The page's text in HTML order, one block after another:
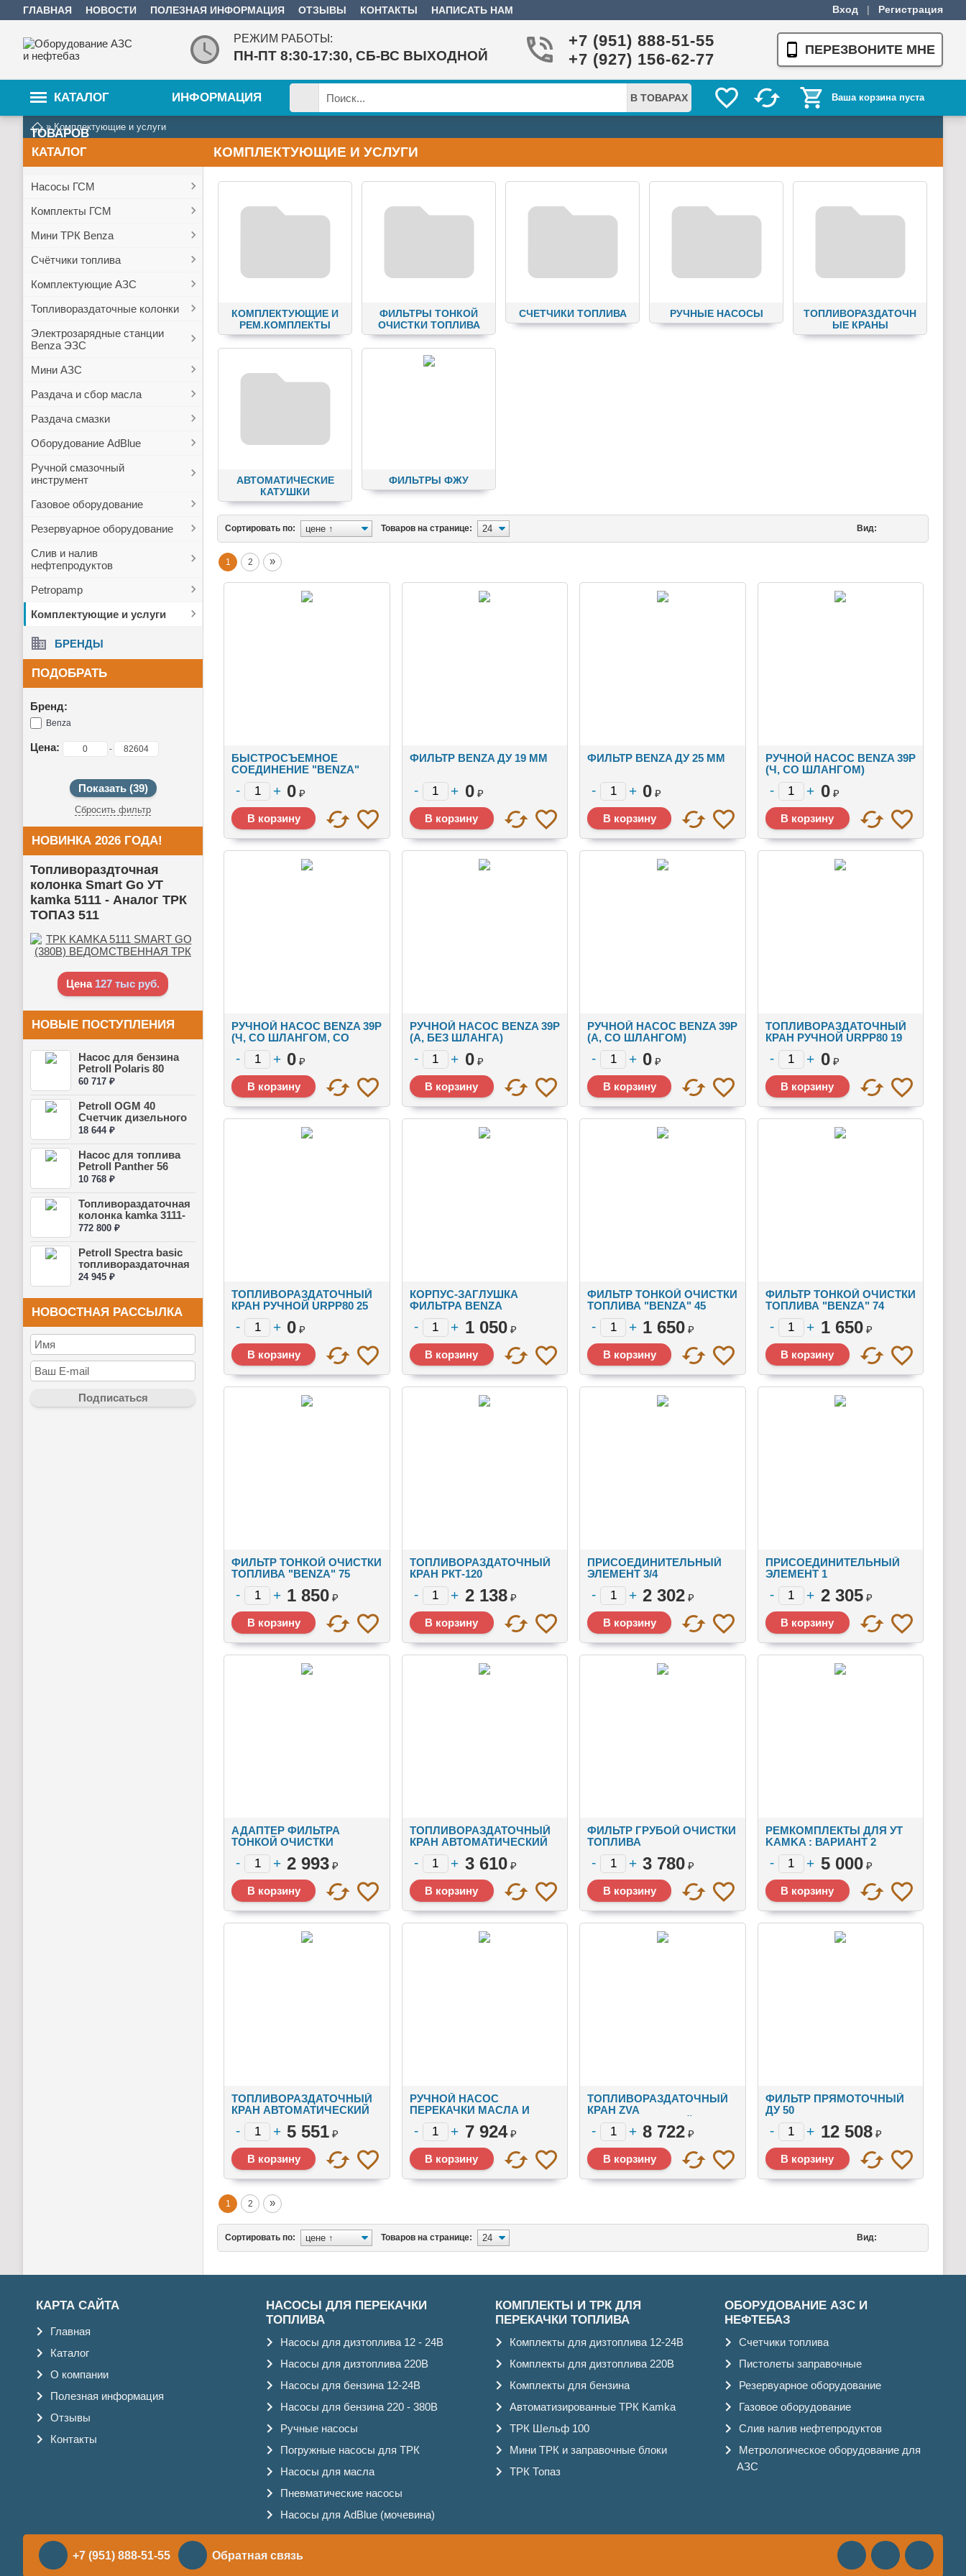
ГЛАВНАЯ НОВОСТИ ПОЛЕЗНАЯ ИНФОРМАЦИЯ ОТЗЫВЫ КОНТАКТЫ НАПИСАТЬ НАМ Вход | Регистрация
РЕЖИМ РАБОТЫ:
ПН-ПТ 8:30-17:30, СБ-ВС ВЫХОДНОЙ
+7 (951) 888-51-55
+7 (927) 156-62-77
ПЕРЕЗВОНИТЕ МНЕ
КАТАЛОГ
ТОВАРОВ
ИНФОРМАЦИЯ Ваша корзина пуста
В ТОВАРАХ
»Комплектующие и услуги
КАТАЛОГ
Насосы ГСМ
Комплекты ГСМ
Мини ТРК Benza
Счётчики топлива
Комплектующие АЗС
Топливораздаточные колонки
Электрозарядные станции
Benza ЭЗС
Мини АЗС
Раздача и сбор масла
Раздача смазки
Оборудование AdBlue
Ручной смазочный
инструмент
Газовое оборудование
Резервуарное оборудование
Слив и налив
нефтепродуктов
Petropamp
Комплектующие и услуги
БРЕНДЫ
ПОДОБРАТЬ
Бренд:
Benza
Цена: -
Сбросить фильтр
НОВИНКА 2026 ГОДА!
Топливораздточная
колонка Smart Go УТ
kamka 5111 - Аналог ТРК
ТОПАЗ 511
Цена 127 тыс руб.
НОВЫЕ ПОСТУПЛЕНИЯ
Насос для бензина
Petroll Polaris 80
60 717 ₽
Petroll OGM 40
Счетчик дизельного
топлива ...
18 644 ₽
Насос для топлива
Petroll Panther 56
10 768 ₽
Топливораздаточная
колонка kamka 3111-
03 S...
772 800 ₽
Petroll Spectra basic
топливораздаточная
к...
24 945 ₽
НОВОСТНАЯ РАССЫЛКА
КОМПЛЕКТУЮЩИЕ И УСЛУГИ
КОМПЛЕКТУЮЩИЕ И
РЕМ.КОМПЛЕКТЫ
ФИЛЬТРЫ ТОНКОЙ
ОЧИСТКИ ТОПЛИВА
СЧЕТЧИКИ ТОПЛИВА РУЧНЫЕ НАСОСЫ
ТОПЛИВОРАЗДАТОЧН
ЫЕ КРАНЫ
АВТОМАТИЧЕСКИЕ
КАТУШКИ
ФИЛЬТРЫ ФЖУ
Сортировать по: Товаров на странице: Вид:
1 2 »
БЫСТРОСЪЕМНОЕ
СОЕДИНЕНИЕ "BENZA"
(БРС "BENZA"), ДУ 80ММ
0 ₽
ФИЛЬТР BENZA ДУ 19 ММ
0 ₽
ФИЛЬТР BENZA ДУ 25 ММ
0 ₽
РУЧНОЙ НАСОС BENZA 39Р
(Ч, СО ШЛАНГОМ)
0 ₽
РУЧНОЙ НАСОС BENZA 39Р
(Ч, СО ШЛАНГОМ, СО
СЧЕТЧИКОМ)
0 ₽
РУЧНОЙ НАСОС BENZA 39Р
(А, БЕЗ ШЛАНГА)
0 ₽
РУЧНОЙ НАСОС BENZA 39Р
(А, СО ШЛАНГОМ)
0 ₽
ТОПЛИВОРАЗДАТОЧНЫЙ
КРАН РУЧНОЙ URPP80 19
0 ₽
ТОПЛИВОРАЗДАТОЧНЫЙ
КРАН РУЧНОЙ URPP80 25
0 ₽
КОРПУС-ЗАГЛУШКА
ФИЛЬТРА BENZA
1 050 ₽
ФИЛЬТР ТОНКОЙ ОЧИСТКИ
ТОПЛИВА "BENZA" 45
МИКРОН
1 650 ₽
ФИЛЬТР ТОНКОЙ ОЧИСТКИ
ТОПЛИВА "BENZA" 74
МИКРОН
1 650 ₽
ФИЛЬТР ТОНКОЙ ОЧИСТКИ
ТОПЛИВА "BENZA" 75
МИКРОН
1 850 ₽
ТОПЛИВОРАЗДАТОЧНЫЙ
КРАН РКТ-120
2 138 ₽
ПРИСОЕДИНИТЕЛЬНЫЙ
ЭЛЕМЕНТ 3/4
2 302 ₽
ПРИСОЕДИНИТЕЛЬНЫЙ
ЭЛЕМЕНТ 1
2 305 ₽
АДАПТЕР ФИЛЬТРА
ТОНКОЙ ОЧИСТКИ
ТОПЛИВА
2 993 ₽
ТОПЛИВОРАЗДАТОЧНЫЙ
КРАН АВТОМАТИЧЕСКИЙ
TDW-11A
3 610 ₽
ФИЛЬТР ГРУБОЙ ОЧИСТКИ
ТОПЛИВА
3 780 ₽
РЕМКОМПЛЕКТЫ ДЛЯ УТ
KAMKA : ВАРИАНТ 2
5 000 ₽
ТОПЛИВОРАЗДАТОЧНЫЙ
КРАН АВТОМАТИЧЕСКИЙ
TDW-7H
5 551 ₽
РУЧНОЙ НАСОС
ПЕРЕКАЧКИ МАСЛА И
ДИЗТОПЛИВА BENZA-19П
7 924 ₽
ТОПЛИВОРАЗДАТОЧНЫЙ
КРАН ZVA
АВТОМАТИЧЕСКИЙ
8 722 ₽
ФИЛЬТР ПРЯМОТОЧНЫЙ
ДУ 50
12 508 ₽
1 2 »
Сортировать по: Товаров на странице: Вид:
КАРТА САЙТА
Главная
Каталог
О компании
Полезная информация
Отзывы
Контакты
НАСОСЫ ДЛЯ ПЕРЕКАЧКИ
ТОПЛИВА
Насосы для дизтоплива 12 - 24В
Насосы для дизтоплива 220В
Насосы для бензина 12-24В
Насосы для бензина 220 - 380В
Ручные насосы
Погружные насосы для ТРК
Насосы для масла
Пневматические насосы
Насосы для AdBlue (мочевина)
КОМПЛЕКТЫ И ТРК ДЛЯ
ПЕРЕКАЧКИ ТОПЛИВА
Комплекты для дизтоплива 12-24В
Комплекты для дизтоплива 220В
Комплекты для бензина
Автоматизированные ТРК Kamka
ТРК Шельф 100
Мини ТРК и заправочные блоки
ТРК Топаз
ОБОРУДОВАНИЕ АЗС И
НЕФТЕБАЗ
Счетчики топлива
Пистолеты заправочные
Резервуарное оборудование
Газовое оборудование
Слив налив нефтепродуктов
Метрологическое оборудование для
АЗС
+7 (951) 888-51-55 Обратная связь